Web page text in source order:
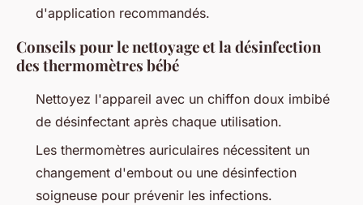
d'application recommandés.
Conseils pour le nettoyage et la désinfection
des thermomètres bébé
Nettoyez l'appareil avec un chiffon doux imbibé
de désinfectant après chaque utilisation.
Les thermomètres auriculaires nécessitent un
changement d'embout ou une désinfection
soigneuse pour prévenir les infections.